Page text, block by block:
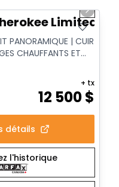
Next
Limited
PANORAMIQUE | CUIR
CHAUFFANTS ET
12 500$
+ tx
détails
l'historique